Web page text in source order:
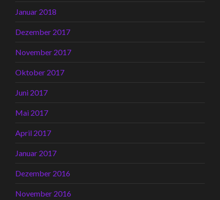
Januar 2018
Dezember 2017
November 2017
Oktober 2017
Juni 2017
Mai 2017
April 2017
Januar 2017
Dezember 2016
November 2016